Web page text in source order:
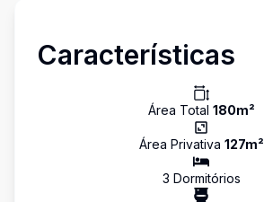
Características
Área Total 180m²
Área Privativa 127m²
3 Dormitórios